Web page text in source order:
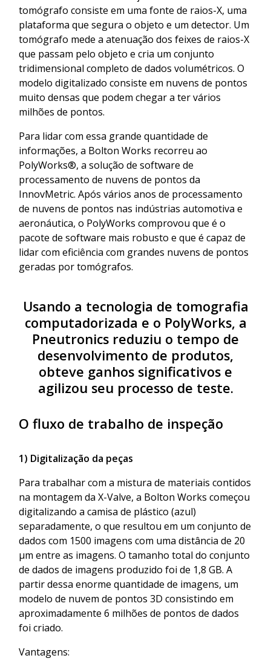
tomógrafo consiste em uma fonte de raios-X, uma
plataforma que segura o objeto e um detector. Um
tomógrafo mede a atenuação dos feixes de raios-X
que passam pelo objeto e cria um conjunto
tridimensional completo de dados volumétricos. O
modelo digitalizado consiste em nuvens de pontos
muito densas que podem chegar a ter vários
milhões de pontos.
Para lidar com essa grande quantidade de
informações, a Bolton Works recorreu ao
PolyWorks®, a solução de software de
processamento de nuvens de pontos da
InnovMetric. Após vários anos de processamento
de nuvens de pontos nas indústrias automotiva e
aeronáutica, o PolyWorks comprovou que é o
pacote de software mais robusto e que é capaz de
lidar com eficiência com grandes nuvens de pontos
geradas por tomógrafos.
Usando a tecnologia de tomografia
computadorizada e o PolyWorks, a
Pneutronics reduziu o tempo de
desenvolvimento de produtos,
obteve ganhos significativos e
agilizou seu processo de teste.
O fluxo de trabalho de inspeção
1) Digitalização da peças
Para trabalhar com a mistura de materiais contidos
na montagem da X-Valve, a Bolton Works começou
digitalizando a camisa de plástico (azul)
separadamente, o que resultou em um conjunto de
dados com 1500 imagens com uma distância de 20
μm entre as imagens. O tamanho total do conjunto
de dados de imagens produzido foi de 1,8 GB. A
partir dessa enorme quantidade de imagens, um
modelo de nuvem de pontos 3D consistindo em
aproximadamente 6 milhões de pontos de dados
foi criado.
Vantagens: